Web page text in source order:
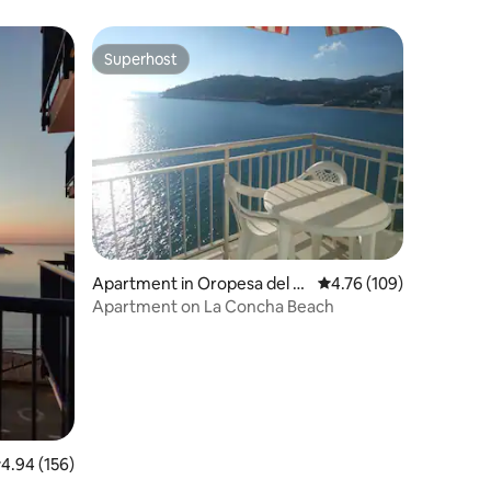
out of 5 average rating, 156 reviews
4.94 (156)
Superhost
Superhost
Apartment in Oropesa del M
ar
4.76 out of 5 average
4.76 (109)
Apartment on La Concha Beach